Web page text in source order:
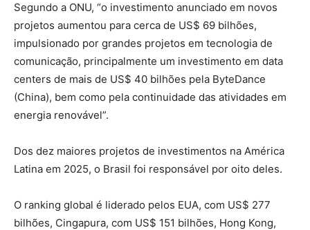
Segundo a ONU, “o investimento anunciado em novos
projetos aumentou para cerca de US$ 69 bilhões,
impulsionado por grandes projetos em tecnologia de
comunicação, principalmente um investimento em data
centers de mais de US$ 40 bilhões pela ByteDance
(China), bem como pela continuidade das atividades em
energia renovável”.
Dos dez maiores projetos de investimentos na América
Latina em 2025, o Brasil foi responsável por oito deles.
O ranking global é liderado pelos EUA, com US$ 277
bilhões, Cingapura, com US$ 151 bilhões, Hong Kong,